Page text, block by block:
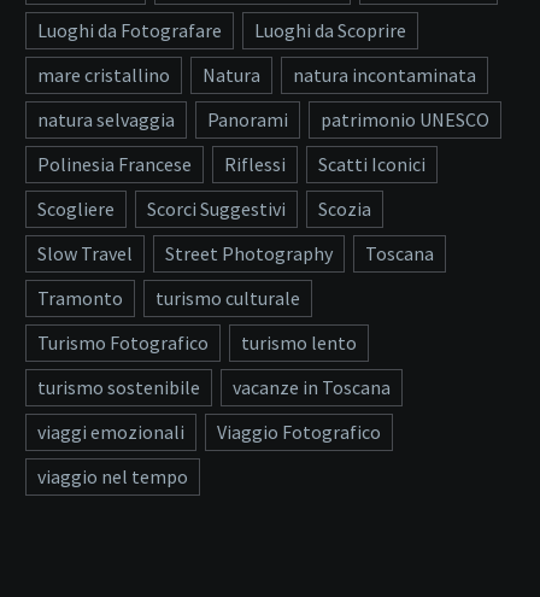
Luoghi da Fotografare
Luoghi da Scoprire
mare cristallino
Natura
natura incontaminata
natura selvaggia
Panorami
patrimonio UNESCO
Polinesia Francese
Riflessi
Scatti Iconici
Scogliere
Scorci Suggestivi
Scozia
Slow Travel
Street Photography
Toscana
Tramonto
turismo culturale
Turismo Fotografico
turismo lento
turismo sostenibile
vacanze in Toscana
viaggi emozionali
Viaggio Fotografico
viaggio nel tempo